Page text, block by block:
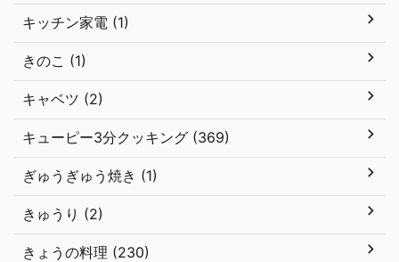
キッチン家電 (1)
きのこ (1)
キャベツ (2)
キューピー3分クッキング (369)
ぎゅうぎゅう焼き (1)
きゅうり (2)
きょうの料理 (230)